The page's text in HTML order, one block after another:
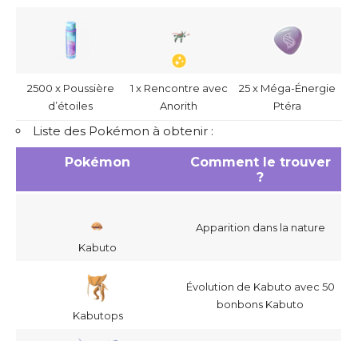
2500 x Poussière
d’étoiles
1 x Rencontre avec
Anorith
25 x Méga-Énergie
Ptéra
Liste des Pokémon à obtenir :
Pokémon
Comment le trouver
?
Kabuto
Apparition dans la nature
Kabutops
Évolution de Kabuto avec 50
bonbons Kabuto